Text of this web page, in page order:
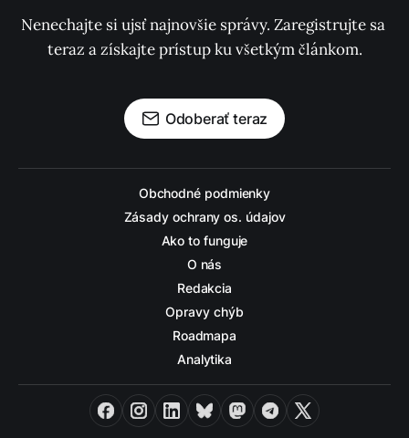
Nenechajte si ujsť najnovšie správy. Zaregistrujte sa
teraz a získajte prístup ku všetkým článkom.
Odoberať teraz
Obchodné podmienky
Zásady ochrany os. údajov
Ako to funguje
O nás
Redakcia
Opravy chýb
Roadmapa
Analytika
FacebookInstagramLinkedInBlueskyMastodon
Telegram
X